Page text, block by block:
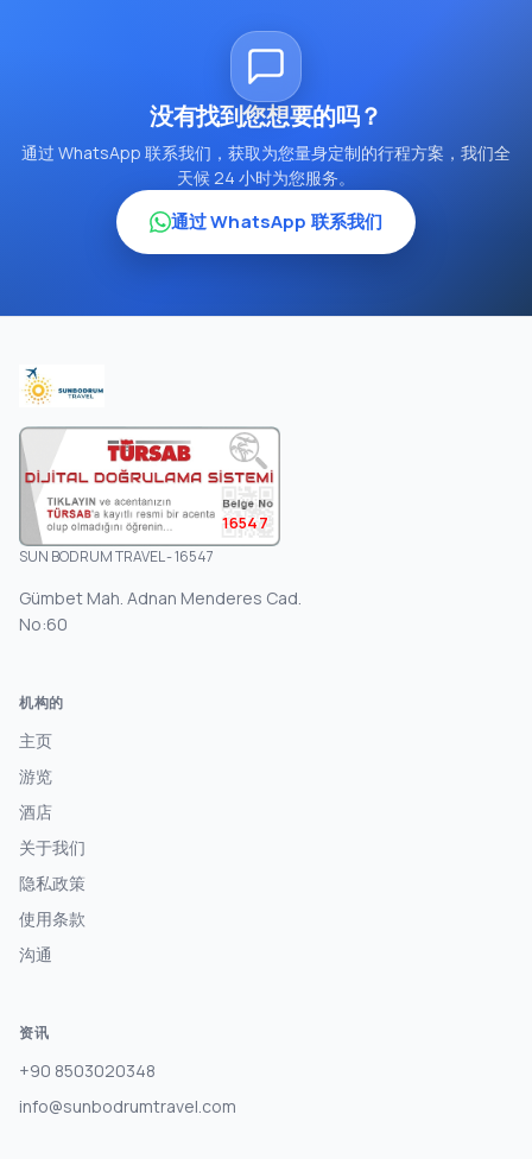
没有找到您想要的吗？
通过 WhatsApp 联系我们，获取为您量身定制的行程方案，我们全
天候 24 小时为您服务。
通过 WhatsApp 联系我们
16547
SUN BODRUM TRAVEL - 16547
Gümbet Mah. Adnan Menderes Cad.
No:60
机构的
主页
游览
酒店
关于我们
隐私政策
使用条款
沟通
资讯
+90 8503020348
info@sunbodrumtravel.com